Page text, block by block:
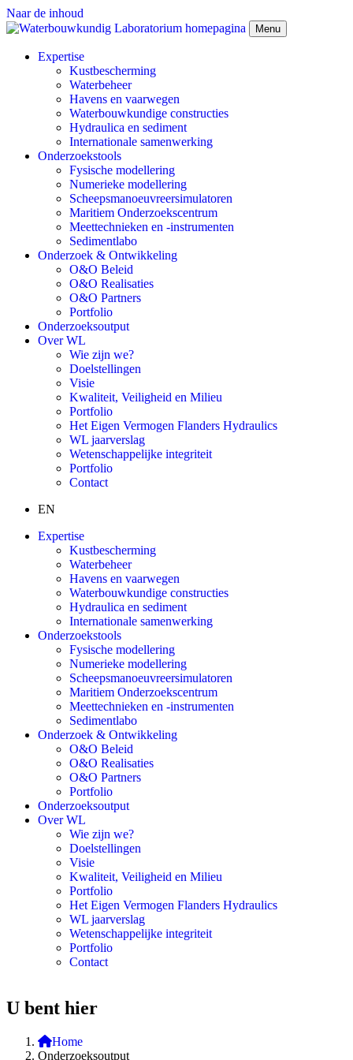
Naar de inhoud
Menu
Expertise
Kustbescherming
Waterbeheer
Havens en vaarwegen
Waterbouwkundige constructies
Hydraulica en sediment
Internationale samenwerking
Onderzoekstools
Fysische modellering
Numerieke modellering
Scheepsmanoeuvreersimulatoren
Maritiem Onderzoekscentrum
Meettechnieken en -instrumenten
Sedimentlabo
Onderzoek & Ontwikkeling
O&O Beleid
O&O Realisaties
O&O Partners
Portfolio
Onderzoeksoutput
Over WL
Wie zijn we?
Doelstellingen
Visie
Kwaliteit, Veiligheid en Milieu
Portfolio
Het Eigen Vermogen Flanders Hydraulics
WL jaarverslag
Wetenschappelijke integriteit
Portfolio
Contact
EN
Expertise
Kustbescherming
Waterbeheer
Havens en vaarwegen
Waterbouwkundige constructies
Hydraulica en sediment
Internationale samenwerking
Onderzoekstools
Fysische modellering
Numerieke modellering
Scheepsmanoeuvreersimulatoren
Maritiem Onderzoekscentrum
Meettechnieken en -instrumenten
Sedimentlabo
Onderzoek & Ontwikkeling
O&O Beleid
O&O Realisaties
O&O Partners
Portfolio
Onderzoeksoutput
Over WL
Wie zijn we?
Doelstellingen
Visie
Kwaliteit, Veiligheid en Milieu
Portfolio
Het Eigen Vermogen Flanders Hydraulics
WL jaarverslag
Wetenschappelijke integriteit
Portfolio
Contact
U bent hier
Home
Onderzoeksoutput